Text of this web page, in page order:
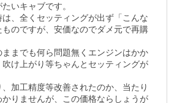
いキャブです。
、全くセッティングが出ず「こんな
のですが、安価なのでダメ元で再購
までも何ら問題無くエンジンはかか
吹け上がり等ちゃんとセッティングが
加工精度等改善されたのか、当たり
りませんが、この価格ならしょうが